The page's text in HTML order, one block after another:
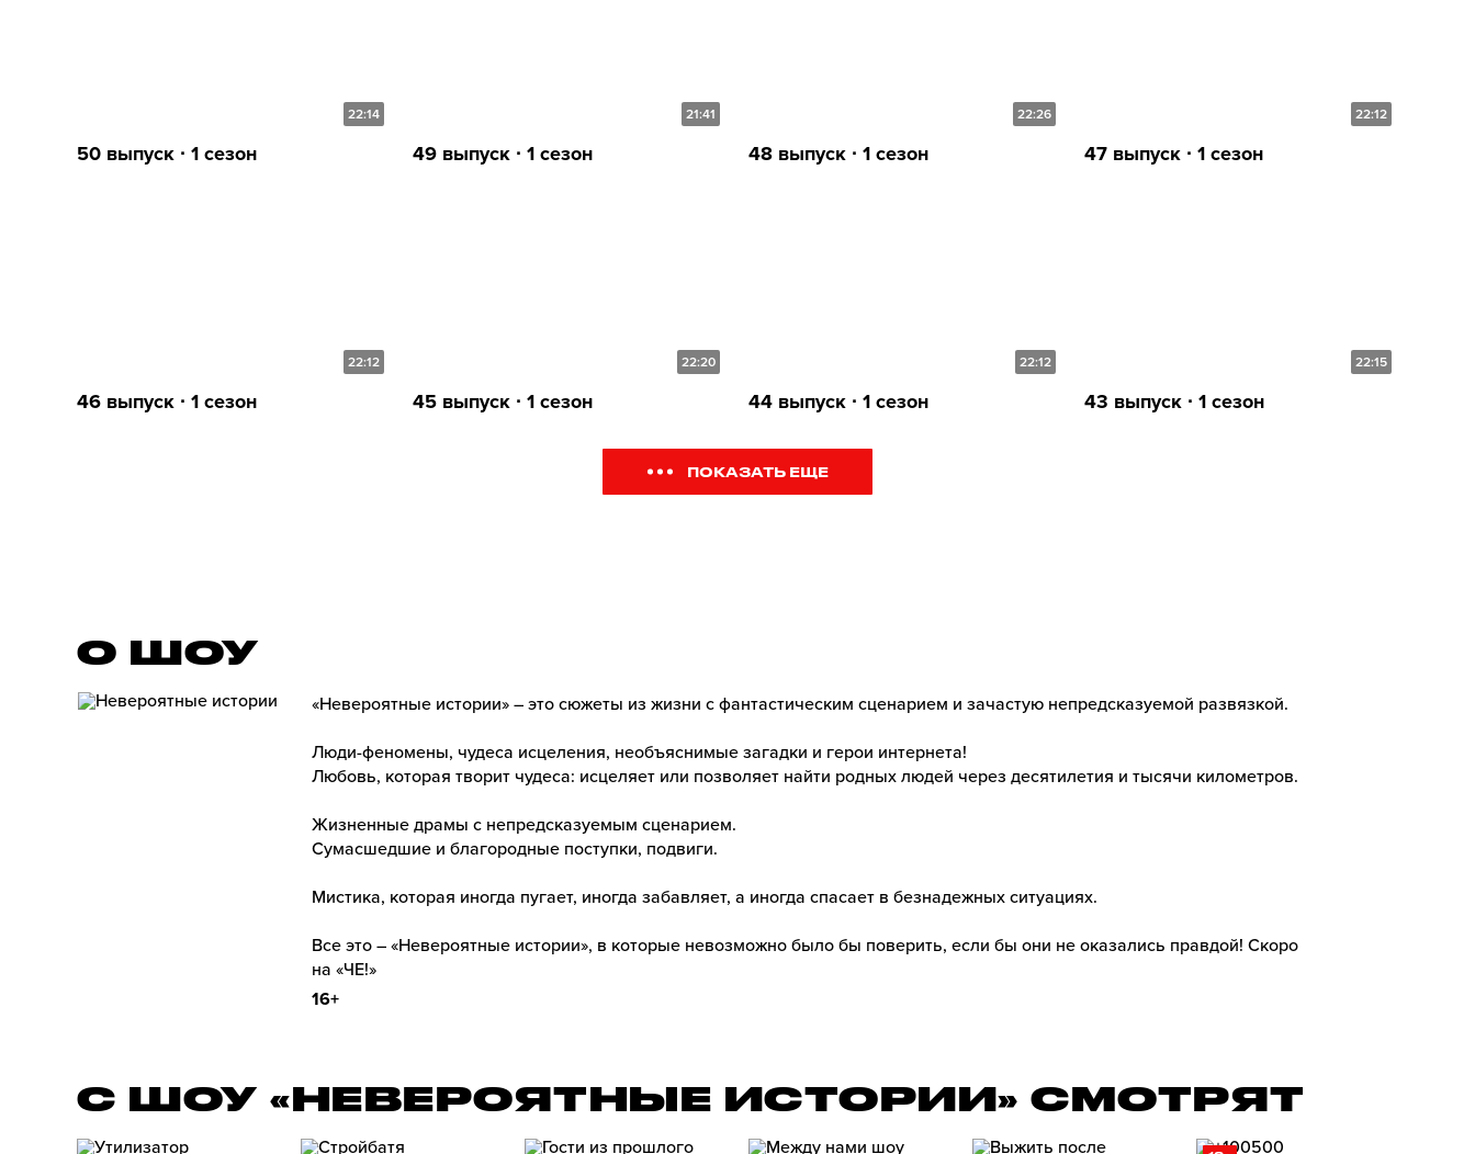
22:14
50 выпуск ∙ 1 сезон
21:41
49 выпуск ∙ 1 сезон
22:26
48 выпуск ∙ 1 сезон
22:12
47 выпуск ∙ 1 сезон
22:12
46 выпуск ∙ 1 сезон
22:20
45 выпуск ∙ 1 сезон
22:12
44 выпуск ∙ 1 сезон
22:15
43 выпуск ∙ 1 сезон
ПОКАЗАТЬ ЕЩЕ
О ШОУ
«Невероятные истории» – это сюжеты из жизни с фантастическим сценарием и зачастую непредсказуемой развязкой.
Люди-феномены, чудеса исцеления, необъяснимые загадки и герои интернета!
Любовь, которая творит чудеса: исцеляет или позволяет найти родных людей через десятилетия и тысячи километров.
Жизненные драмы с непредсказуемым сценарием.
Сумасшедшие и благородные поступки, подвиги.
Мистика, которая иногда пугает, иногда забавляет, а иногда спасает в безнадежных ситуациях.
Все это – «Невероятные истории», в которые невозможно было бы поверить, если бы они не оказались правдой! Скоро
на «ЧЕ!»
16+
С ШОУ «НЕВЕРОЯТНЫЕ ИСТОРИИ» СМОТРЯТ